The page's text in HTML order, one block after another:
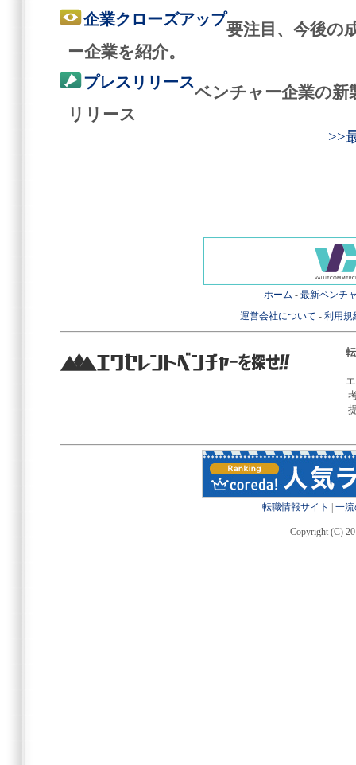
企業クローズアップ
要注目、今後の
ー企業を紹介。
プレスリリース
ベンチャー企業の新
リリース
>>
ホーム - 最新ベンチ
運営会社について - 利用規
転職情報サイト 一
Copyright (C)